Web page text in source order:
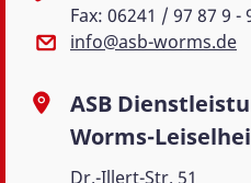
Fax: 06241 / 97 87 9 -
info@asb-worms.de
ASB
Worms-
Dr.-Illert-Str. 51